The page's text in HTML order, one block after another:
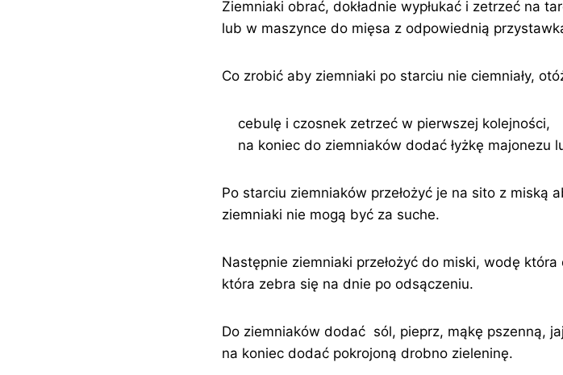
Ziemniaki obrać, dokładnie wypłukać i zetrzeć na
lub w maszynce do mięsa z odpowiednią
Co zrobić aby ziemniaki po starciu nie ciemniały,
cebulę i czosnek zetrzeć w pierwszej kolejności,
na koniec do ziemniaków dodać łyżkę majonezu
Po starciu ziemniaków przełożyć je na sito z miską
ziemniaki nie mogą być za suche.
Następnie ziemniaki przełożyć do miski, wodę
która zebra się na dnie po odsączeniu.
Do ziemniaków dodać sól, pieprz, mąkę pszenną,
na koniec dodać pokrojoną drobno zieleninę.